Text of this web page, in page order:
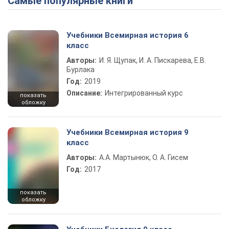
показать
обложку
Учебники Всемирная история 6
класс
Авторы: И. Я. Щупак, И. А. Пискарева, Е.В.
Бурлака
Год: 2019
Описание: Интегрированный курс
показать
обложку
Учебники Всемирная история 9
класс
Авторы: А.А. Мартынюк, О. А. Гисем
Год: 2017